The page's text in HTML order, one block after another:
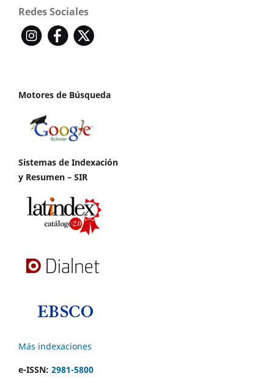
Redes Sociales
Motores de Búsqueda
Sistemas de Indexación
y Resumen – SIR
Más indexaciones
e-ISSN: 2981-5800